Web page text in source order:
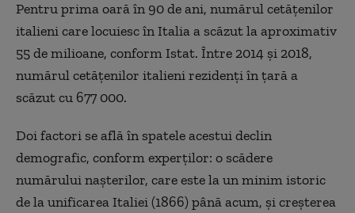
Pentru prima oară în 90 de ani, numărul cetăţenilor
italieni care locuiesc în Italia a scăzut la aproximativ
55 de milioane, conform Istat. Între 2014 şi 2018,
numărul cetăţenilor italieni rezidenţi în ţară a
scăzut cu 677 000.
Doi factori se află în spatele acestui declin
demografic, conform experţilor: o scădere
numărului naşterilor, care este la un minim istoric
de la unificarea Italiei (1866) până acum, şi creşterea